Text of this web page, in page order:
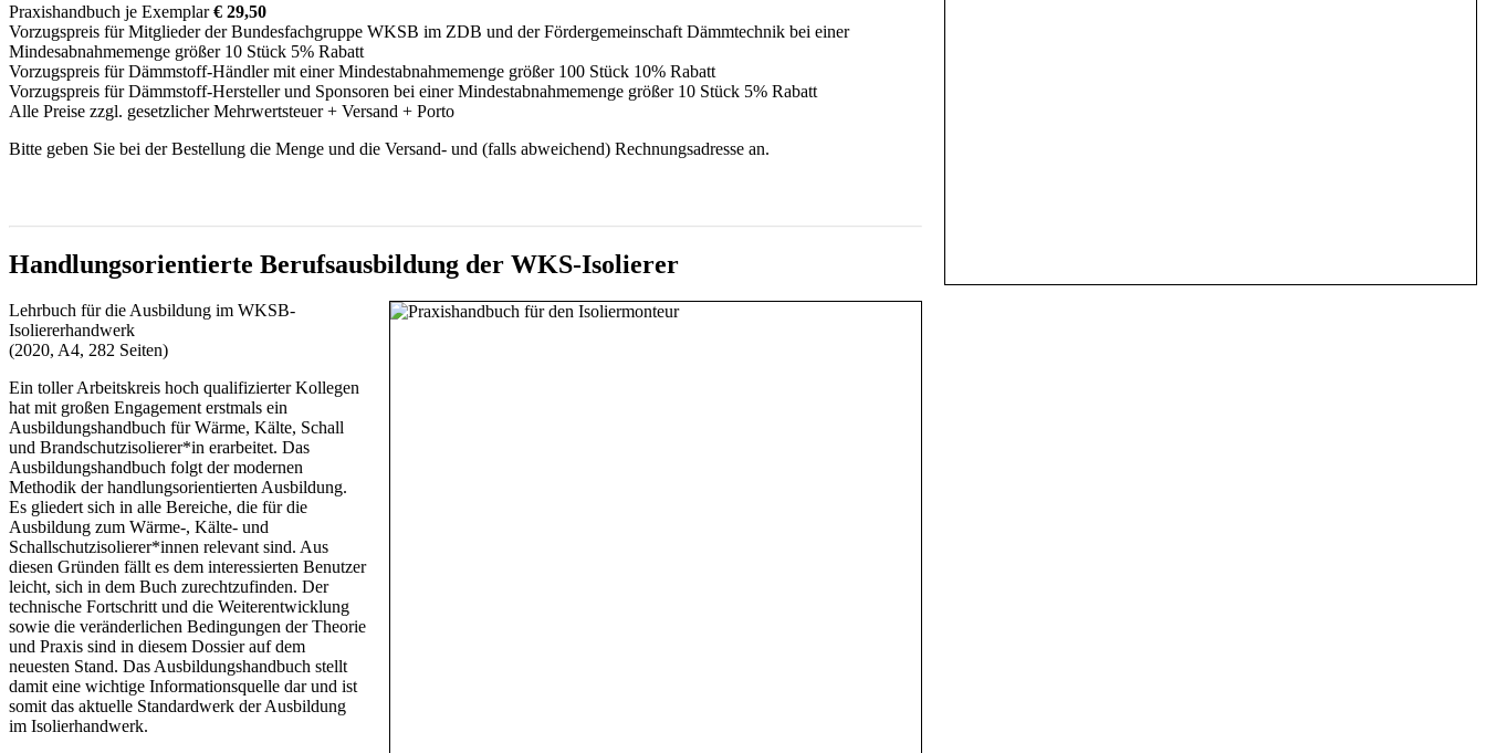
Praxishandbuch je Exemplar€ 29,50
Vorzugspreis für Mitglieder der Bundesfachgruppe WKSB im ZDB und der Fördergemeinschaft Dämmtechnik bei einer
Mindesabnahmemenge größer 10 Stück 5% Rabatt
Vorzugspreis für Dämmstoff-Händler mit einer Mindestabnahmemenge größer 100 Stück 10% Rabatt
Vorzugspreis für Dämmstoff-Hersteller und Sponsoren bei einer Mindestabnahmemenge größer 10 Stück 5% Rabatt
Alle Preise zzgl. gesetzlicher Mehrwertsteuer + Versand + Porto
Bitte geben Sie bei der Bestellung die Menge und die Versand- und (falls abweichend) Rechnungsadresse an.
Handlungsorientierte Berufsausbildung der WKS-Isolierer
Lehrbuch für die Ausbildung im WKSB-
Isoliererhandwerk
(2020, A4, 282 Seiten)
Ein toller Arbeitskreis hoch qualifizierter Kollegen
hat mit großen Engagement erstmals ein
Ausbildungshandbuch für Wärme, Kälte, Schall
und Brandschutzisolierer*in erarbeitet. Das
Ausbildungshandbuch folgt der modernen
Methodik der handlungsorientierten Ausbildung.
Es gliedert sich in alle Bereiche, die für die
Ausbildung zum Wärme-, Kälte- und
Schallschutzisolierer*innen relevant sind. Aus
diesen Gründen fällt es dem interessierten Benutzer
leicht, sich in dem Buch zurechtzufinden. Der
technische Fortschritt und die Weiterentwicklung
sowie die veränderlichen Bedingungen der Theorie
und Praxis sind in diesem Dossier auf dem
neuesten Stand. Das Ausbildungshandbuch stellt
damit eine wichtige Informationsquelle dar und ist
somit das aktuelle Standardwerk der Ausbildung
im Isolierhandwerk.